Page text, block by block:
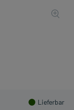
Lieferbar